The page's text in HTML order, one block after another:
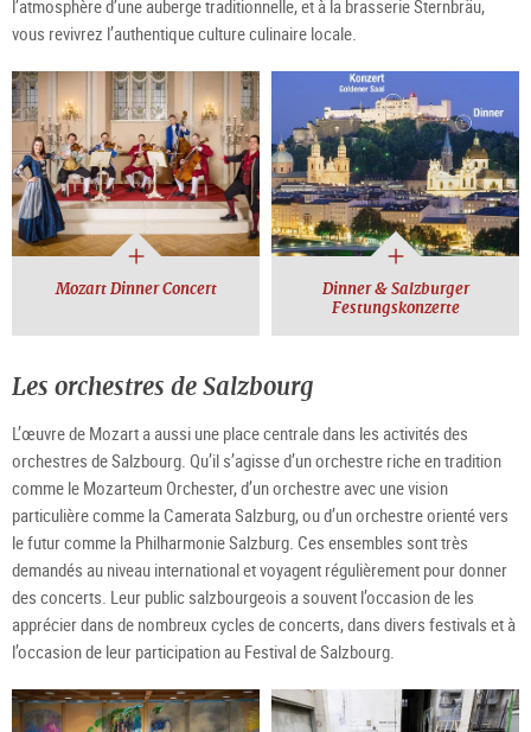
l’atmosphère d’une auberge traditionnelle, et à la brasserie Sternbräu,
vous revivrez l’authentique culture culinaire locale.
Mozart Dinner Concert
Dinner & Salzburger
Festungskonzerte
Les orchestres de Salzbourg
L’œuvre de Mozart a aussi une place centrale dans les activités des
orchestres de Salzbourg. Qu’il s’agisse d’un orchestre riche en tradition
comme le Mozarteum Orchester, d’un orchestre avec une vision
particulière comme la Camerata Salzburg, ou d’un orchestre orienté vers
le futur comme la Philharmonie Salzburg. Ces ensembles sont très
demandés au niveau international et voyagent régulièrement pour donner
des concerts. Leur public salzbourgeois a souvent l’occasion de les
apprécier dans de nombreux cycles de concerts, dans divers festivals et à
l’occasion de leur participation au Festival de Salzbourg.